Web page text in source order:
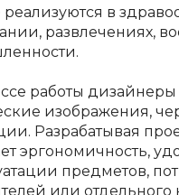
реализуются в
развлечениях,
работы
изображения,
Разрабатывая
эргономичность,
предметов,
или отдельного